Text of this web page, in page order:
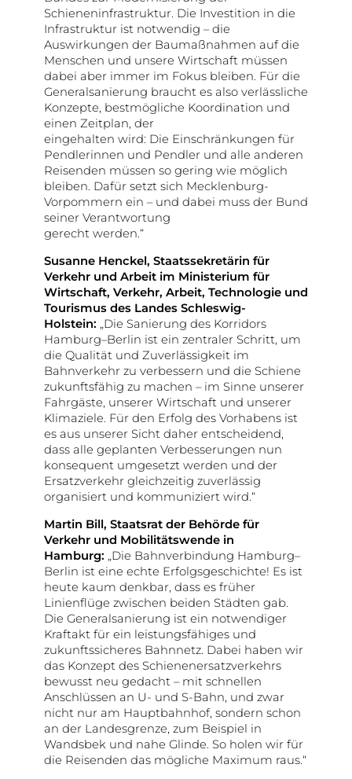
Schieneninfrastruktur. Die Investition in die
Infrastruktur ist notwendig – die
Auswirkungen der Baumaßnahmen auf die
Menschen und unsere Wirtschaft müssen
dabei aber immer im Fokus bleiben. Für die
Generalsanierung braucht es also verlässliche
Konzepte, bestmögliche Koordination und
einen Zeitplan, der
eingehalten wird: Die Einschränkungen für
Pendlerinnen und Pendler und alle anderen
Reisenden müssen so gering wie möglich
bleiben. Dafür setzt sich Mecklenburg-
Vorpommern ein – und dabei muss der Bund
seiner Verantwortung
gerecht werden.“
Susanne Henckel, Staatssekretärin für
Verkehr und Arbeit im Ministerium für
Wirtschaft, Verkehr, Arbeit, Technologie und
Tourismus des Landes Schleswig-
Holstein: „Die Sanierung des Korridors
Hamburg–Berlin ist ein zentraler Schritt, um
die Qualität und Zuverlässigkeit im
Bahnverkehr zu verbessern und die Schiene
zukunftsfähig zu machen – im Sinne unserer
Fahrgäste, unserer Wirtschaft und unserer
Klimaziele. Für den Erfolg des Vorhabens ist
es aus unserer Sicht daher entscheidend,
dass alle geplanten Verbesserungen nun
konsequent umgesetzt werden und der
Ersatzverkehr gleichzeitig zuverlässig
organisiert und kommuniziert wird.“
Martin Bill, Staatsrat der Behörde für
Verkehr und Mobilitätswende in
Hamburg: „Die Bahnverbindung Hamburg–
Berlin ist eine echte Erfolgsgeschichte! Es ist
heute kaum denkbar, dass es früher
Linienflüge zwischen beiden Städten gab.
Die Generalsanierung ist ein notwendiger
Kraftakt für ein leistungsfähiges und
zukunftssicheres Bahnnetz. Dabei haben wir
das Konzept des Schienenersatzverkehrs
bewusst neu gedacht – mit schnellen
Anschlüssen an U- und S-Bahn, und zwar
nicht nur am Hauptbahnhof, sondern schon
an der Landesgrenze, zum Beispiel in
Wandsbek und nahe Glinde. So holen wir für
die Reisenden das mögliche Maximum raus.“